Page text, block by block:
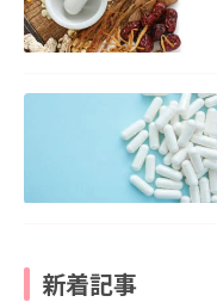
新着記事